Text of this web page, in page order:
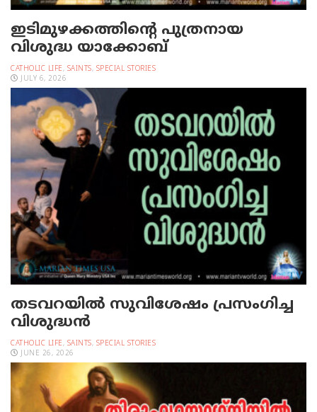
ഇടിമുഴക്കത്തിന്റെ പുത്രനായ
വിശുദ്ധ യാക്കോബ്
CATHOLIC LIFE, SAINTS, SPECIAL STORIES
JULY 6, 2026
തടവറയില്‍ സുവിശേഷം പ്രസംഗിച്ച
വിശുദ്ധന്‍
CATHOLIC LIFE, SAINTS, SPECIAL STORIES
JUNE 26, 2026